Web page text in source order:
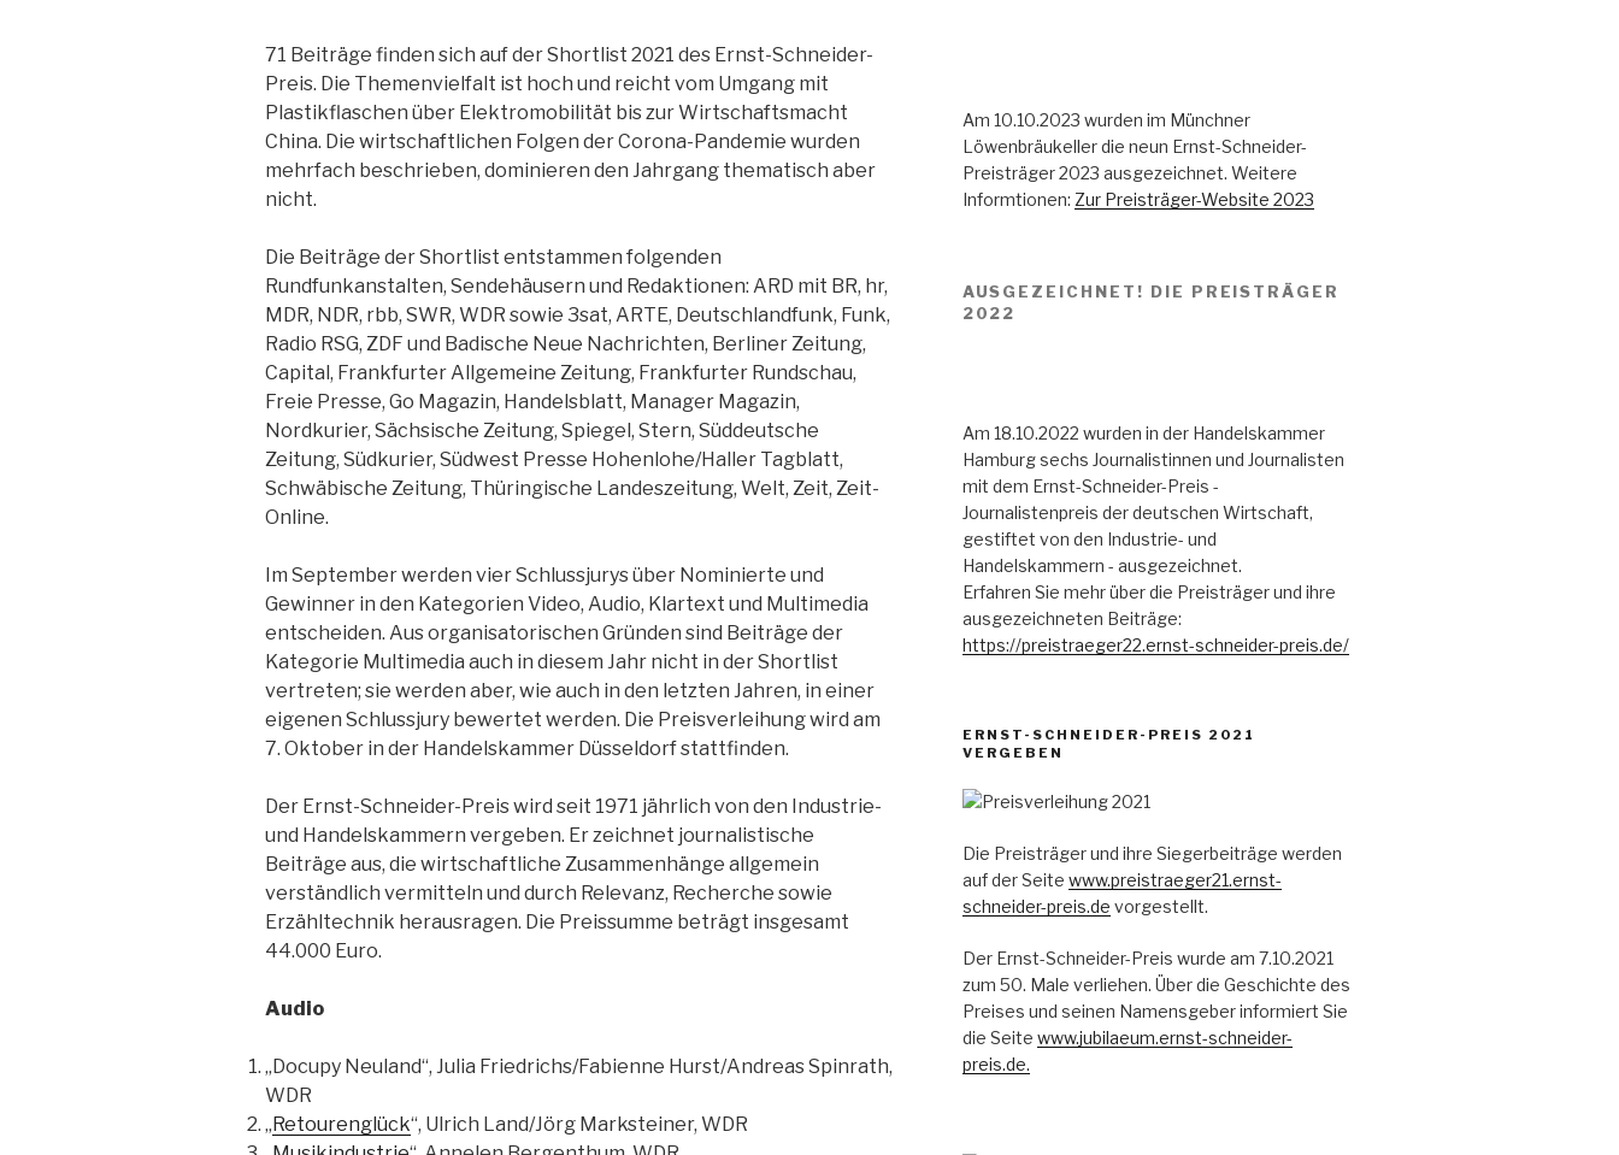
71 Beiträge finden sich auf der Shortlist 2021 des Ernst-Schneider-
Preis. Die Themenvielfalt ist hoch und reicht vom Umgang mit
Plastikflaschen über Elektromobilität bis zur Wirtschaftsmacht
China. Die wirtschaftlichen Folgen der Corona-Pandemie wurden
mehrfach beschrieben, dominieren den Jahrgang thematisch aber
nicht.
Die Beiträge der Shortlist entstammen folgenden
Rundfunkanstalten, Sendehäusern und Redaktionen: ARD mit BR, hr,
MDR, NDR, rbb, SWR, WDR sowie 3sat, ARTE, Deutschlandfunk, Funk,
Radio RSG, ZDF und Badische Neue Nachrichten, Berliner Zeitung,
Capital, Frankfurter Allgemeine Zeitung, Frankfurter Rundschau,
Freie Presse, Go Magazin, Handelsblatt, Manager Magazin,
Nordkurier, Sächsische Zeitung, Spiegel, Stern, Süddeutsche
Zeitung, Südkurier, Südwest Presse Hohenlohe/Haller Tagblatt,
Schwäbische Zeitung, Thüringische Landeszeitung, Welt, Zeit, Zeit-
Online.
Im September werden vier Schlussjurys über Nominierte und
Gewinner in den Kategorien Video, Audio, Klartext und Multimedia
entscheiden. Aus organisatorischen Gründen sind Beiträge der
Kategorie Multimedia auch in diesem Jahr nicht in der Shortlist
vertreten; sie werden aber, wie auch in den letzten Jahren, in einer
eigenen Schlussjury bewertet werden. Die Preisverleihung wird am
7. Oktober in der Handelskammer Düsseldorf stattfinden.
Der Ernst-Schneider-Preis wird seit 1971 jährlich von den Industrie-
und Handelskammern vergeben. Er zeichnet journalistische
Beiträge aus, die wirtschaftliche Zusammenhänge allgemein
verständlich vermitteln und durch Relevanz, Recherche sowie
Erzähltechnik herausragen. Die Preissumme beträgt insgesamt
44.000 Euro.
Audio
„Docupy Neuland“, Julia Friedrichs/Fabienne Hurst/Andreas Spinrath,
WDR
„Retourenglück“, Ulrich Land/Jörg Marksteiner, WDR
Am 10.10.2023 wurden im Münchner
Löwenbräukeller die neun Ernst-Schneider-
Preisträger 2023 ausgezeichnet. Weitere
Informtionen: Zur Preisträger-Website 2023
AUSGEZEICHNET! DIE PREISTRÄGER
2022
Am 18.10.2022 wurden in der Handelskammer
Hamburg sechs Journalistinnen und Journalisten
mit dem Ernst-Schneider-Preis -
Journalistenpreis der deutschen Wirtschaft,
gestiftet von den Industrie- und
Handelskammern - ausgezeichnet.
Erfahren Sie mehr über die Preisträger und ihre
ausgezeichneten Beiträge:
https://preistraeger22.ernst-schneider-preis.de/
ERNST-SCHNEIDER-PREIS 2021
VERGEBEN
Die Preisträger und ihre Siegerbeiträge werden
auf der Seite www.preistraeger21.ernst-
schneider-preis.de vorgestellt.
Der Ernst-Schneider-Preis wurde am 7.10.2021
zum 50. Male verliehen. Über die Geschichte des
Preises und seinen Namensgeber informiert Sie
die Seite www.jubilaeum.ernst-schneider-
preis.de.